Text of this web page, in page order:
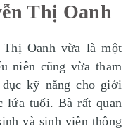
Thị Oanh
Oanh vừa là một
niên cũng vừa tham
kỹ năng cho giới
lứa tuổi. Bà rất quan
và sinh viên thông